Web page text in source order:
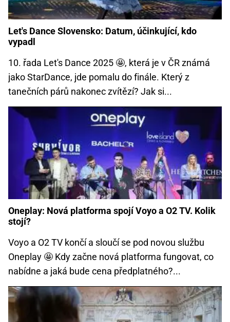
Let's Dance Slovensko: Datum, účinkující, kdo
vypadl
10. řada Let's Dance 2025 🤩, která je v ČR známá
jako StarDance, jde pomalu do finále. Který z
tanečních párů nakonec zvítězí? Jak si...
Oneplay: Nová platforma spojí Voyo a O2 TV. Kolik
stojí?
Voyo a O2 TV končí a sloučí se pod novou službu
Oneplay 🤩 Kdy začne nová platforma fungovat, co
nabídne a jaká bude cena předplatného?...